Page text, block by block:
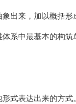
出来，加以概括形
系中最基本的构筑
式表达出来的方式。